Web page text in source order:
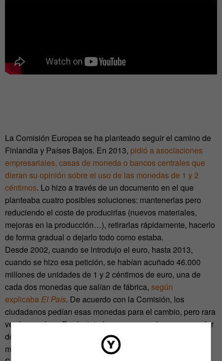
La Comisión Europea se ha planteado seguir el camino de
Finlandia y Países Bajos. En 2013, pidió a asociaciones
empresariales, casas de moneda o bancos centrales que
dieran su opinión sobre el uso de las monedas de 1 y 2
céntimos. Lo hizo a través de un documento en el que
planteaba cuatro posibles soluciones: mantenerlas pero
reduciendo el coste de producirlas (nuevos materiales,
mejoras en la producción…), retirarlas rápidamente, hacerlo
de forma gradual o dejarlo todo como estaba.
Desde 2002, cuando se introdujo el euro, hasta 2013,
cuando se hizo esa petición, se habían acuñado 46.000
millones de unidades de 1 y 2 céntimos de euro, una de
cada dos monedas que salían de fábrica, según
explicabaEl País. De acuerdo con la Comisión, los
ciudadanos pedían esas monedas para el cambio, pero rara
vez las usaban. Producir todas esas monedas, con un valor
de 714 millones de euros, había costado 1.400 millones
más.